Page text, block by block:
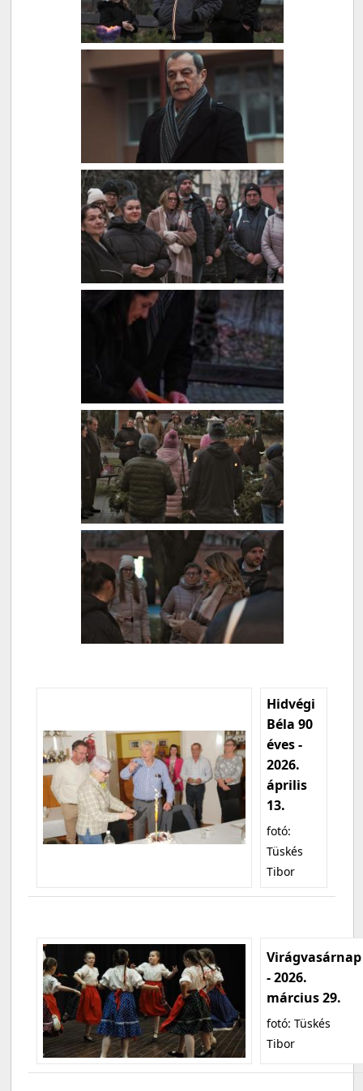
Hidvégi
Béla 90
éves -
2026.
április
13.
fotó:
Tüskés
Tibor
Virágvasárnap
- 2026.
március 29.
fotó: Tüskés
Tibor